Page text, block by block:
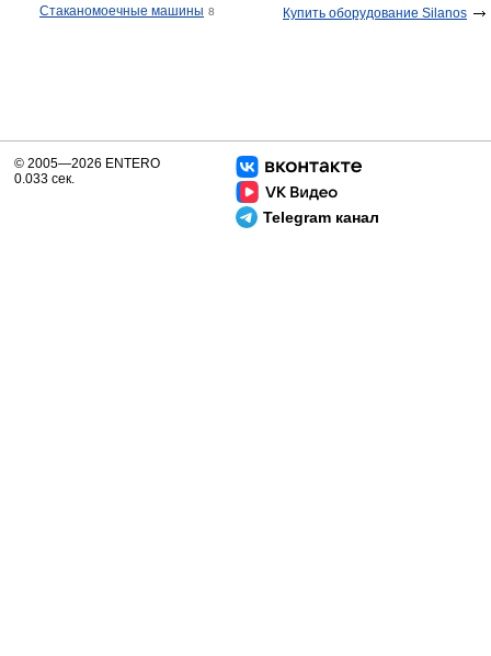
Купить оборудование Silanos
Стаканомоечные машины 8
Telegram канал
© 2005—2026 ENTERO
0.033 сек.